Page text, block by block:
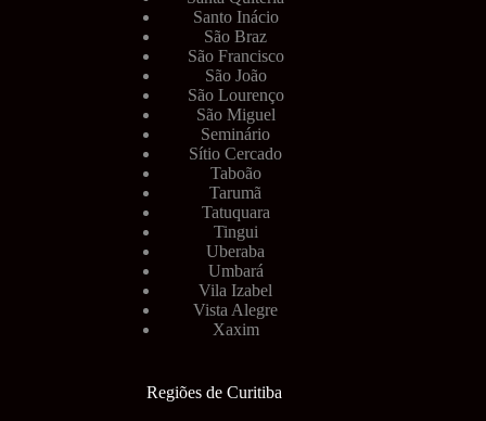
Santo Inácio
São Braz
São Francisco
São João
São Lourenço
São Miguel
Seminário
Sítio Cercado
Taboão
Tarumã
Tatuquara
Tingui
Uberaba
Umbará
Vila Izabel
Vista Alegre
Xaxim
Regiões de Curitiba